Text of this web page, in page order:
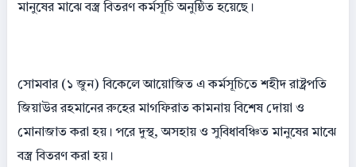
মানুষের মাঝে বস্ত্র বিতরণ কর্মসূচি অনুষ্ঠিত হয়েছে।
সোমবার (১ জুন) বিকেলে আয়োজিত এ কর্মসূচিতে শহীদ রাষ্ট্রপতি
জিয়াউর রহমানের রুহের মাগফিরাত কামনায় বিশেষ দোয়া ও
মোনাজাত করা হয়। পরে দুস্থ, অসহায় ও সুবিধাবঞ্চিত মানুষের মাঝে
বস্ত্র বিতরণ করা হয়।